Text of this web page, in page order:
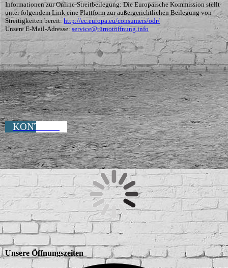
Informationen zur Online-Streitbeilegung: Die Europäische Kommission stellt
unter folgendem Link eine Plattform zur außergerichtlichen Beilegung von
Streitigkeiten bereit: http://ec.europa.eu/consumers/odr/
Unsere E-Mail-Adresse: service@türnotöffnung.info
KONTAKT
Unsere Öffnungszeiten